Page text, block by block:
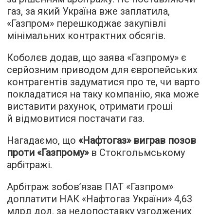
газ, за ​​який Україна вже заплатила,
«Газпром» перешкоджає закупівлі
мінімальних контрактних обсягів.
Коболєв додав, що заява «Газпрому» є
серйозним приводом для європейських
контрагентів задуматися про те, чи варто
покладатися на таку компанію, яка може
виставити рахунок, отримати гроші
й відмовитися постачати газ.
Нагадаємо, що «Нафтогаз» виграв позов
проти «Газпрому»в Стокгольмському
арбітражі.
Арбітраж зобов’язав ПАТ «Газпром»
доплатити НАК «Нафтогаз України» 4,63
млрд дол. за недопоставку узгоджених